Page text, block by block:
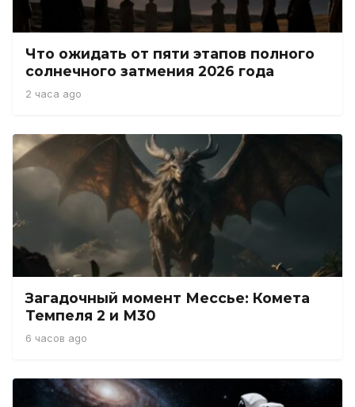
Что ожидать от пяти этапов полного
солнечного затмения 2026 года
2 часа ago
Загадочный момент Мессье: Комета
Темпеля 2 и М30
6 часов ago